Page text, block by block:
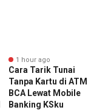
1 hour ago
Cara Tarik Tunai
Tanpa Kartu di ATM
BCA Lewat Mobile
Banking KSku